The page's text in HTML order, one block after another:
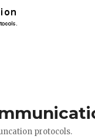
protocols.